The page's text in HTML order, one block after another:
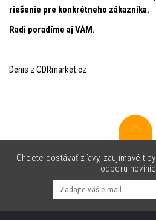
riešenie pre konkrétneho zákazníka.
Radi poradíme aj VÁM.
Denis z CDRmarket.cz
Chcete dostávať zľavy, zaujímavé
odberu